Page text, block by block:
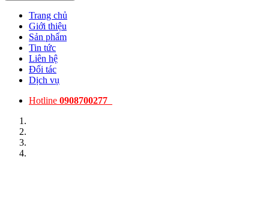
Trang chủ
Giới thiệu
Sản phẩm
Tin tức
Liên hệ
Đối tác
Dịch vụ
Hotline 0908700277